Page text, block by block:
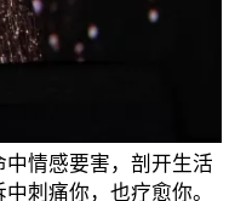
情感要害，剖开生活
刺痛你，也疗愈你。